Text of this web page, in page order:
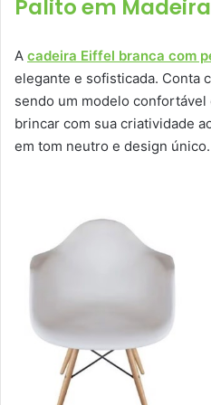
Palito em Madeira
A cadeira Eiffel branca com
elegante e sofisticada. Conta
sendo um modelo confortável
brincar com sua criatividade
em tom neutro e design único.